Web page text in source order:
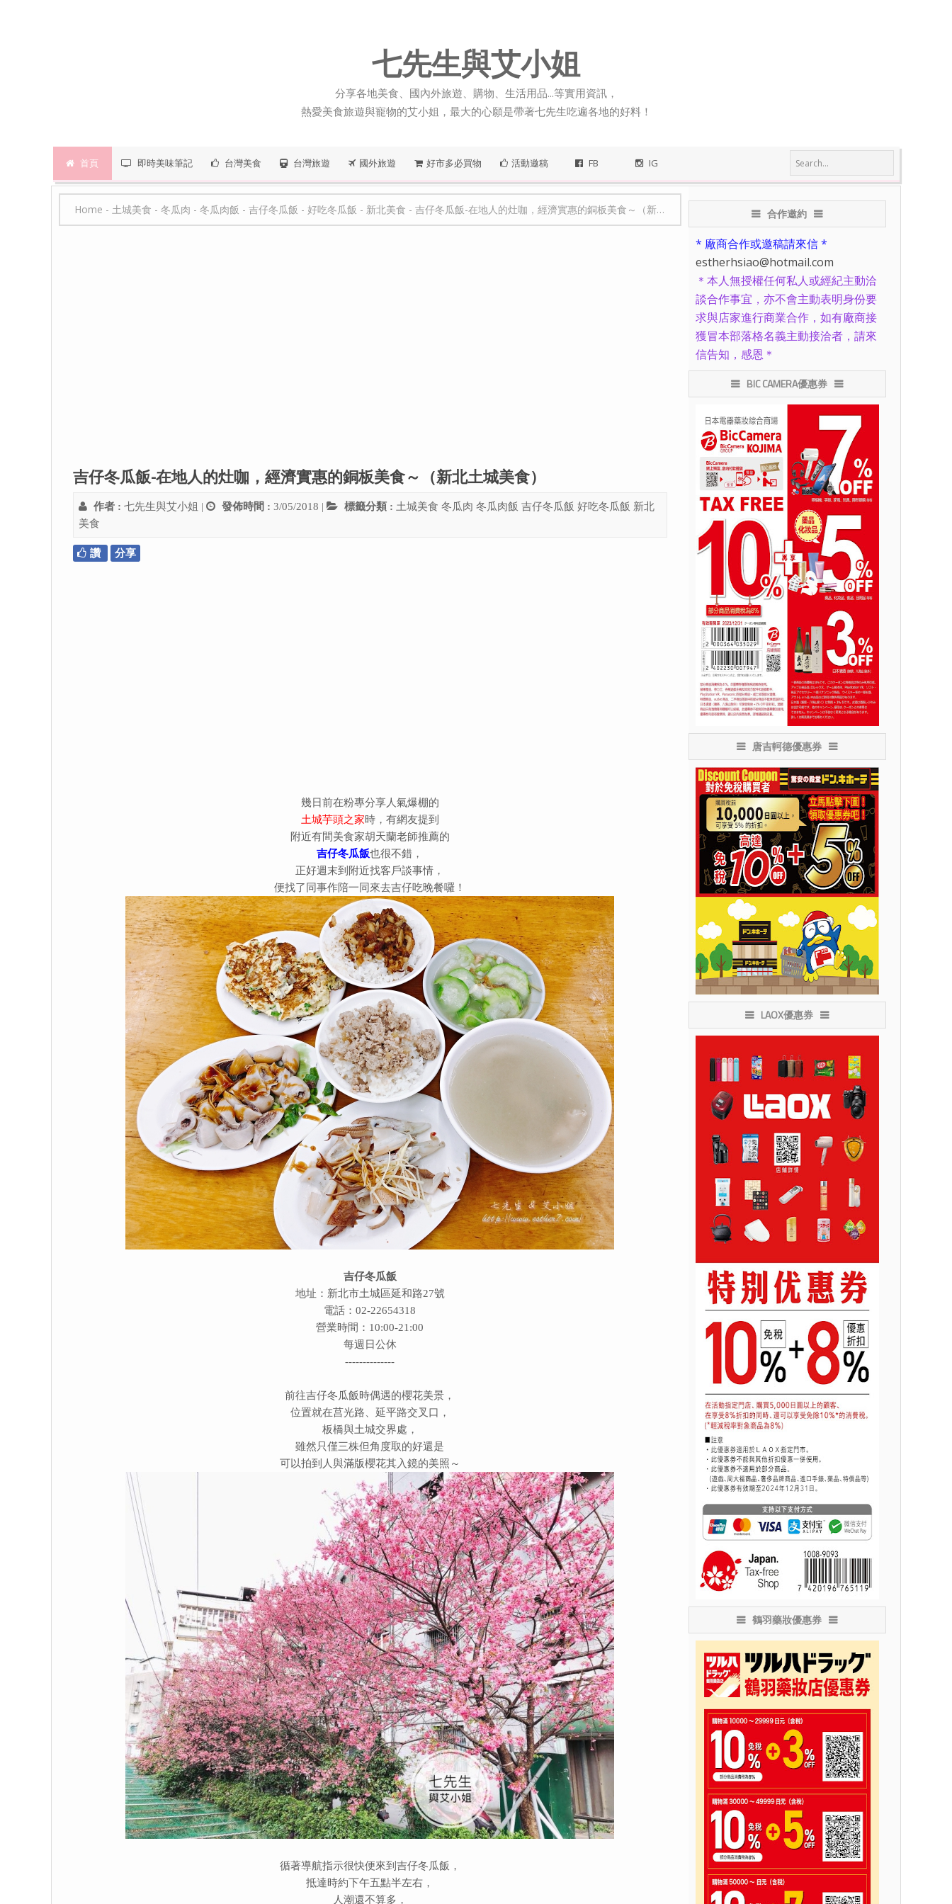
七先生與艾小姐
分享各地美食、國內外旅遊、購物、生活用品...等實用資訊，
熱愛美食旅遊與寵物的艾小姐，最大的心願是帶著七先生吃遍各地的好料！
首頁 即時美味筆記 台灣美食 台灣旅遊 國外旅遊 好市多必買物 活動邀稿 FB IG
Home - 土城美食 - 冬瓜肉 - 冬瓜肉飯 - 吉仔冬瓜飯 - 好吃冬瓜飯 - 新北美食 - 吉仔冬瓜飯-在地人的灶咖，經濟實惠的銅板美食～（新北土城美食）
吉仔冬瓜飯-在地人的灶咖，經濟實惠的銅板美食～（新北土城美食）
作者 : 七先生與艾小姐 | 發佈時間 : 3/05/2018 | 標籤分類 : 土城美食 冬瓜肉 冬瓜肉飯 吉仔冬瓜飯 好吃冬瓜飯 新北
美食
讚 分享
幾日前在粉專分享人氣爆棚的
土城芋頭之家時，有網友提到
附近有間美食家胡天蘭老師推薦的
吉仔冬瓜飯也很不錯，
正好週末到附近找客戶談事情，
便找了同事作陪一同來去吉仔吃晚餐囉！
吉仔冬瓜飯
地址：新北市土城區延和路27號
電話：02-22654318
營業時間：10:00-21:00
每週日公休
--------------
前往吉仔冬瓜飯時偶遇的櫻花美景，
位置就在莒光路、延平路交叉口，
板橋與土城交界處，
雖然只僅三株但角度取的好還是
可以拍到人與滿版櫻花其入鏡的美照～
循著導航指示很快便來到吉仔冬瓜飯，
抵達時約下午五點半左右，
人潮還不算多，
合作邀約
* 廠商合作或邀稿請來信 *
estherhsiao@hotmail.com
＊本人無授權任何私人或經紀主動洽
談合作事宜，亦不會主動表明身份要
求與店家進行商業合作，如有廠商接
獲冒本部落格名義主動接洽者，請來
信告知，感恩＊
BIC CAMERA優惠券
唐吉軻德優惠券
LAOX優惠券
鶴羽藥妝優惠券